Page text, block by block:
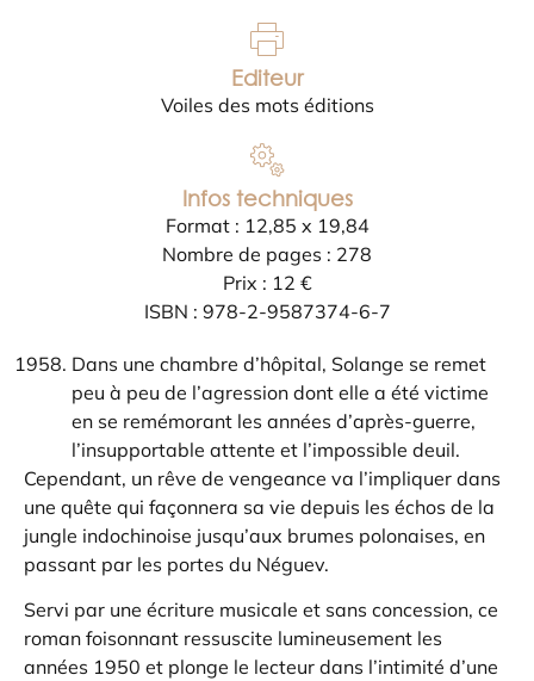
Editeur
Voiles des mots éditions
Infos techniques
Format : 12,85 x 19,84
Nombre de pages : 278
Prix : 12 €
ISBN : 978-2-9587374-6-7
Dans une chambre d’hôpital, Solange se remet
peu à peu de l’agression dont elle a été victime
en se remémorant les années d’après-guerre,
l’insupportable attente et l’impossible deuil.
Cependant, un rêve de vengeance va l’impliquer dans
une quête qui façonnera sa vie depuis les échos de la
jungle indochinoise jusqu’aux brumes polonaises, en
passant par les portes du Néguev.
Servi par une écriture musicale et sans concession, ce
roman foisonnant ressuscite lumineusement les
années 1950 et plonge le lecteur dans l’intimité d’une